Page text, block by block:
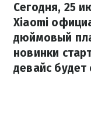
Сегодня, 25
Xiaomi
дюймовый
новинки
девайс